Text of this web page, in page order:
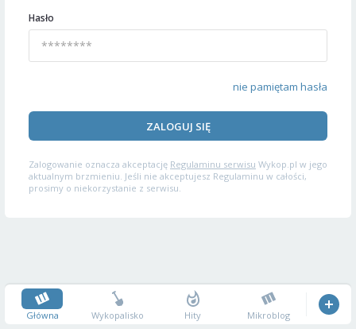
Hasło
nie pamiętam hasła
ZALOGUJ SIĘ
Zalogowanie oznacza akceptację Regulaminu serwisu Wykop.pl w jego
aktualnym brzmieniu. Jeśli nie akceptujesz Regulaminu w całości,
prosimy o niekorzystanie z serwisu.
Główna Wykopalisko Hity Mikroblog